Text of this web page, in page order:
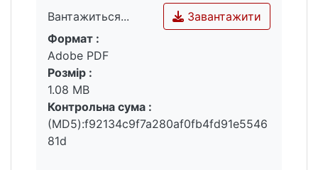
профільному Законі про патенти. В свою
чергу, в США профільне законодавство ––
Закон про патенти 1952 р. та Закон Ліхі-
Сміта взагалі не визначають процедуру
подання, проходження та розгляду заявки
на патентування винаходів.
Вантажиться...
Вантажиться...
Завантажити
Формат :
Adobe PDF
Розмір :
1.08 MB
Контрольна сума :
(MD5):f92134c9f7a280af0fb4fd91e5546
81d